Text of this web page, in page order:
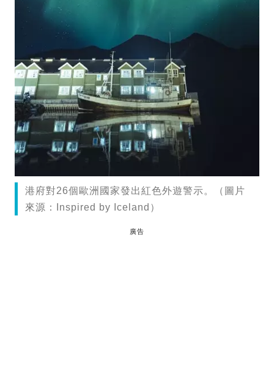
港府對26個歐洲國家發出紅色外遊警示。（圖片
來源：Inspired by Iceland）
廣告